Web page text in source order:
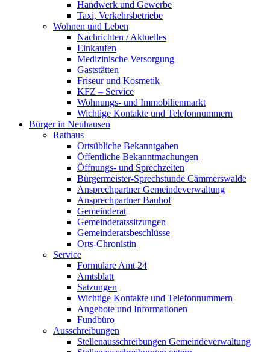
Handwerk und Gewerbe
Taxi, Verkehrsbetriebe
Wohnen und Leben
Nachrichten / Aktuelles
Einkaufen
Medizinische Versorgung
Gaststätten
Friseur und Kosmetik
KFZ – Service
Wohnungs- und Immobilienmarkt
Wichtige Kontakte und Telefonnummern
Bürger in Neuhausen
Rathaus
Ortsübliche Bekanntgaben
Öffentliche Bekanntmachungen
Öffnungs- und Sprechzeiten
Bürgermeister-Sprechstunde Cämmerswalde
Ansprechpartner Gemeindeverwaltung
Ansprechpartner Bauhof
Gemeinderat
Gemeinderatssitzungen
Gemeinderatsbeschlüsse
Orts-Chronistin
Service
Formulare Amt 24
Amtsblatt
Satzungen
Wichtige Kontakte und Telefonnummern
Angebote und Informationen
Fundbüro
Ausschreibungen
Stellenausschreibungen Gemeindeverwaltung